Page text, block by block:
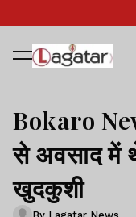
Bokaro
से अवसाद में
खुदकुशी
By Lagatar News